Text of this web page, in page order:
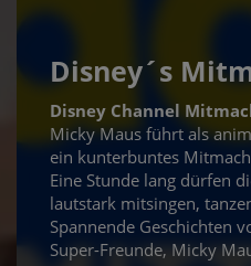
Disney´s
Disney Channel
Micky Maus führt als
ein kunterbuntes
Eine Stunde lang dürfen
lautstark mitsingen,
Spannende Geschichten
Super-Freunde, Micky